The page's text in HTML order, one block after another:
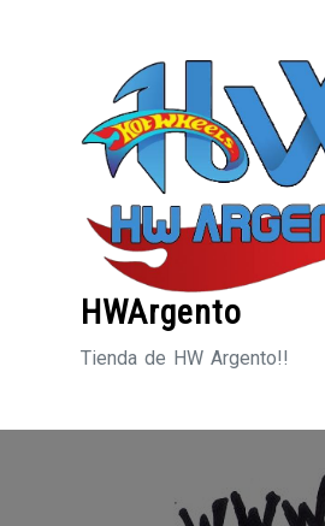
HWArgento
Tienda de HW Argento!!